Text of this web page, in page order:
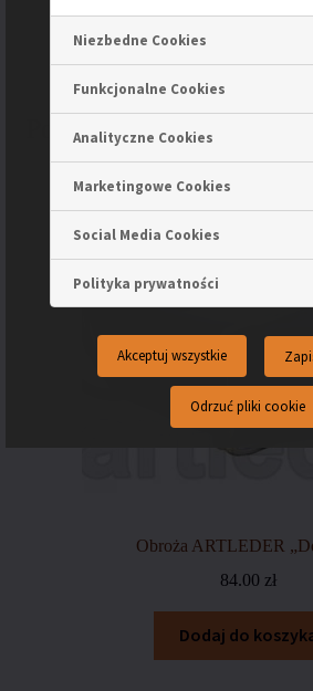
Podobne produkty
Obroża ARTLEDER
84.00 zł
Dodaj do
Niezbedne Cookies
Funkcjonalne Cookies
Analityczne Cookies
Marketingowe Cookies
Social Media Cookies
Polityka prywatności
Akceptuj wszystkie
Odrzuć pliki cookie